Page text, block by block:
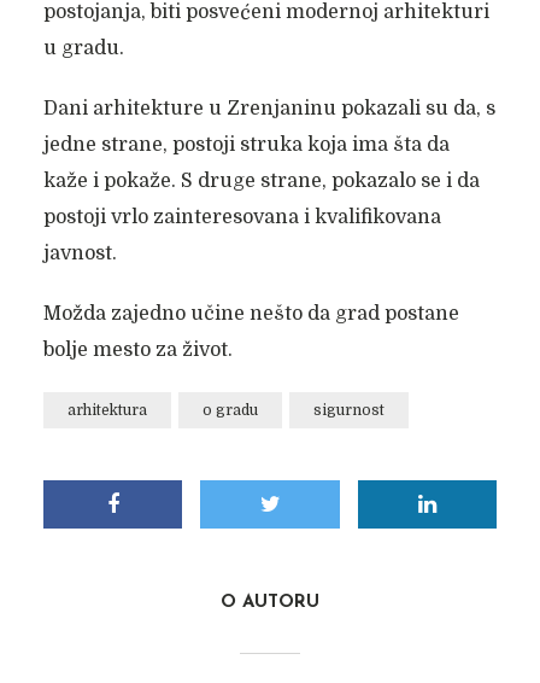
postojanja, biti posvećeni modernoj arhitekturi
u gradu.
Dani arhitekture u Zrenjaninu pokazali su da, s
jedne strane, postoji struka koja ima šta da
kaže i pokaže. S druge strane, pokazalo se i da
postoji vrlo zainteresovana i kvalifikovana
javnost.
Možda zajedno učine nešto da grad postane
bolje mesto za život.
arhitektura o gradu sigurnost
O AUTORU